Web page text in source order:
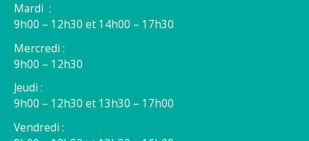
Mardi :
9h00 – 12h30 et 14h00 – 17h30
Mercredi :
9h00 – 12h30
Jeudi :
9h00 – 12h30 et 13h30 – 17h00
Vendredi :